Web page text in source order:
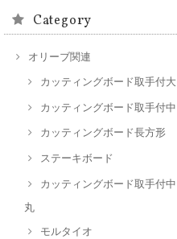
Category
オリーブ関連
カッティングボード取手付大
カッティングボード取手付中
カッティングボード長方形
ステーキボード
カッティングボード取手付中
丸
モルタイオ